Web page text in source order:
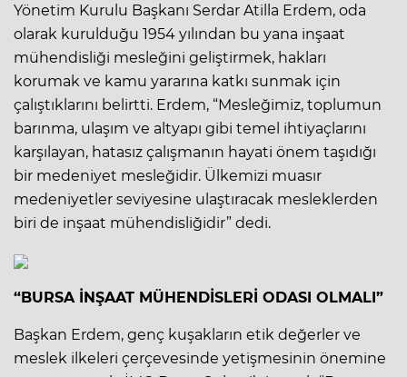
Yönetim Kurulu Başkanı Serdar Atilla Erdem, oda
olarak kurulduğu 1954 yılından bu yana inşaat
mühendisliği mesleğini geliştirmek, hakları
korumak ve kamu yararına katkı sunmak için
çalıştıklarını belirtti. Erdem, “Mesleğimiz, toplumun
barınma, ulaşım ve altyapı gibi temel ihtiyaçlarını
karşılayan, hatasız çalışmanın hayati önem taşıdığı
bir medeniyet mesleğidir. Ülkemizi muasır
medeniyetler seviyesine ulaştıracak mesleklerden
biri de inşaat mühendisliğidir” dedi.
“BURSA İNŞAAT MÜHENDİSLERİ ODASI OLMALI”
Başkan Erdem, genç kuşakların etik değerler ve
meslek ilkeleri çerçevesinde yetişmesinin önemine